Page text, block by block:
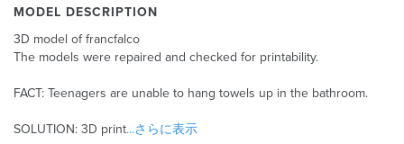
MODEL DESCRIPTION
3D model of francfalco
The models were repaired and checked for printability.
FACT: Teenagers are unable to hang towels up in the bathroom.
SOLUTION: 3D print...さらに表示